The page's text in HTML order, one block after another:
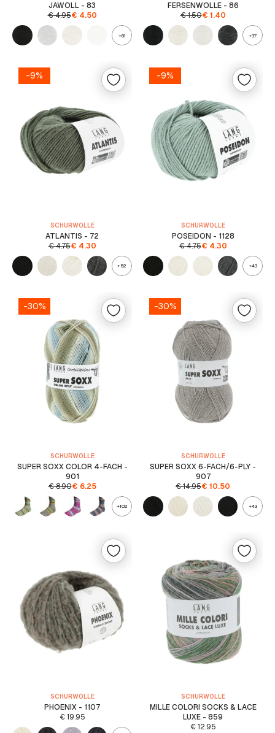
JAWOLL - 83
€4.95€ 4.50
+81
FERSENWOLLE - 86
€1.50€ 1.40
+37
-9%
SCHURWOLLE
ATLANTIS - 72
€4.75€ 4.30
+52
-9%
SCHURWOLLE
POSEIDON - 1128
€4.75€ 4.30
+43
-30%
SCHURWOLLE
SUPER SOXX COLOR 4-FACH -
901
€8.90€ 6.25
+102
-30%
SCHURWOLLE
SUPER SOXX 6-FACH/6-PLY -
907
€14.95€ 10.50
+43
SCHURWOLLE
PHOENIX - 1107
€19.95
SCHURWOLLE
MILLE COLORI SOCKS & LACE
LUXE - 859
€12.95